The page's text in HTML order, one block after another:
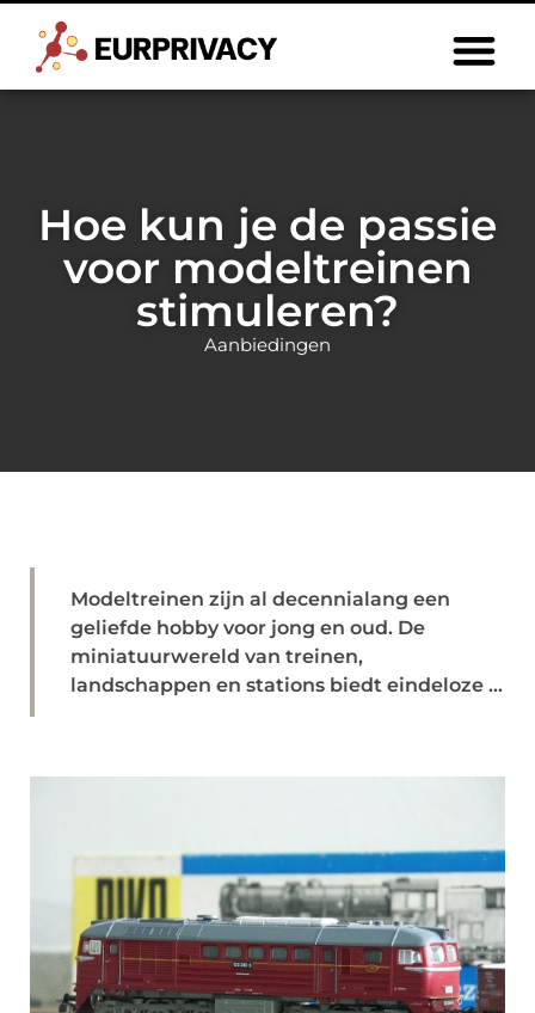
Hoe kun je de passie
voor modeltreinen
stimuleren?
Aanbiedingen
Modeltreinen zijn al decennialang een
geliefde hobby voor jong en oud. De
miniatuurwereld van treinen,
landschappen en stations biedt eindeloze ...